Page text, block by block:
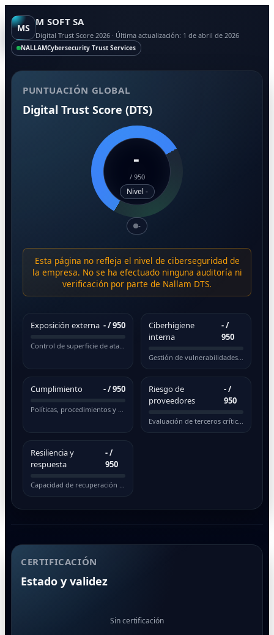
MS M SOFT SA
Digital Trust Score 2026 · Última actualización: 1 de abril de 2026
NALLAMCybersecurity Trust Services
PUNTUACIÓN GLOBAL
Digital Trust Score (DTS)
-
/ 950
Nivel -
-
Esta página no refleja el nivel de ciberseguridad de
la empresa. No se ha efectuado ninguna auditoría ni
verificación por parte de Nallam DTS.
Exposición externa -/ 950
Control de superficie de ataque pública
Ciberhigiene
interna
-/
950
Gestión de vulnerabilidades y actualizaciones
Cumplimiento -/ 950
Políticas, procedimientos y normativas
Riesgo de
proveedores
-/
950
Evaluación de terceros críticos
Resiliencia y
respuesta
-/
950
Capacidad de recuperación ante incidentes
CERTIFICACIÓN
Estado y validez
Sin certificación